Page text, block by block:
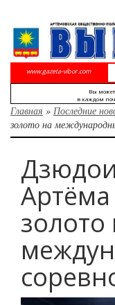
www.gazeta-vibor.com
Вы
в каждом
Главная » Последние
золото на
Артёма
золото